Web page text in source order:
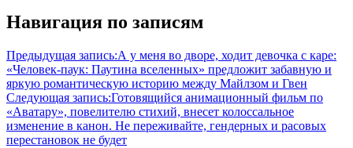
Навигация по записям
Предыдущая запись:А у меня во дворе, ходит девочка с каре:
«Человек-паук: Паутина вселенных» предложит забавную и
яркую романтическую историю между Майлзом и Гвен
Следующая запись:Готовящийся анимационный фильм по
«Аватару», повелителю стихий, внесет колоссальное
изменение в канон. Не переживайте, гендерных и расовых
перестановок не будет